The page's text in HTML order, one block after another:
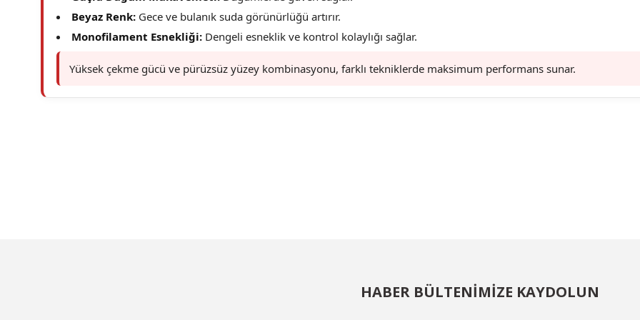
Beyaz Renk: Gece ve bulanık suda görünürlüğü artırır.
Monofilament Esnekliği: Dengeli esneklik ve kontrol kolaylığı sağlar.
Yüksek çekme gücü ve pürüzsüz yüzey kombinasyonu, farklı tekniklerde maksimum performans sunar.
HABER BÜLTENİMİZE KAYDOLUN